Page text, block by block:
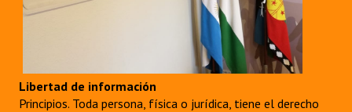
Libertad de información
Principios. Toda persona, física o jurídica, tiene el derecho